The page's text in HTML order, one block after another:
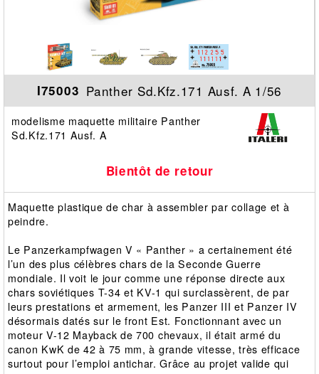
I75003 Panther Sd.Kfz.171 Ausf. A 1/56
modelisme maquette militaire Panther
Sd.Kfz.171 Ausf. A
Bientôt de retour
Maquette plastique de char à assembler par collage et à
peindre.
Le Panzerkampfwagen V « Panther » a certainement été
l’un des plus célèbres chars de la Seconde Guerre
mondiale. Il voit le jour comme une réponse directe aux
chars soviétiques T-34 et KV-1 qui surclassèrent, de par
leurs prestations et armement, les Panzer III et Panzer IV
désormais datés sur le front Est. Fonctionnant avec un
moteur V-12 Mayback de 700 chevaux, il était armé du
canon KwK de 42 à 75 mm, à grande vitesse, très efficace
surtout pour l’emploi antichar. Grâce au projet valide qui